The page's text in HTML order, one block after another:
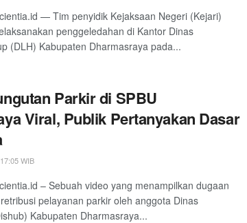
— Tim penyidik Kejaksaan Negeri (Kejari)
penggeledahan di Kantor Dinas
(DLH) Kabupaten Dharmasraya pada...
Parkir di SPBU
Viral, Publik Pertanyakan Dasar
WIB
– Sebuah video yang menampilkan dugaan
pelayanan parkir oleh anggota Dinas
Kabupaten Dharmasraya...